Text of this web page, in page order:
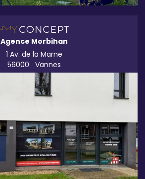
Agence Morbihan
1 Av. de la Marne
56000
Vannes